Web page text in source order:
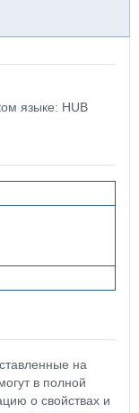
языке: HUB
на
в полной
о свойствах и